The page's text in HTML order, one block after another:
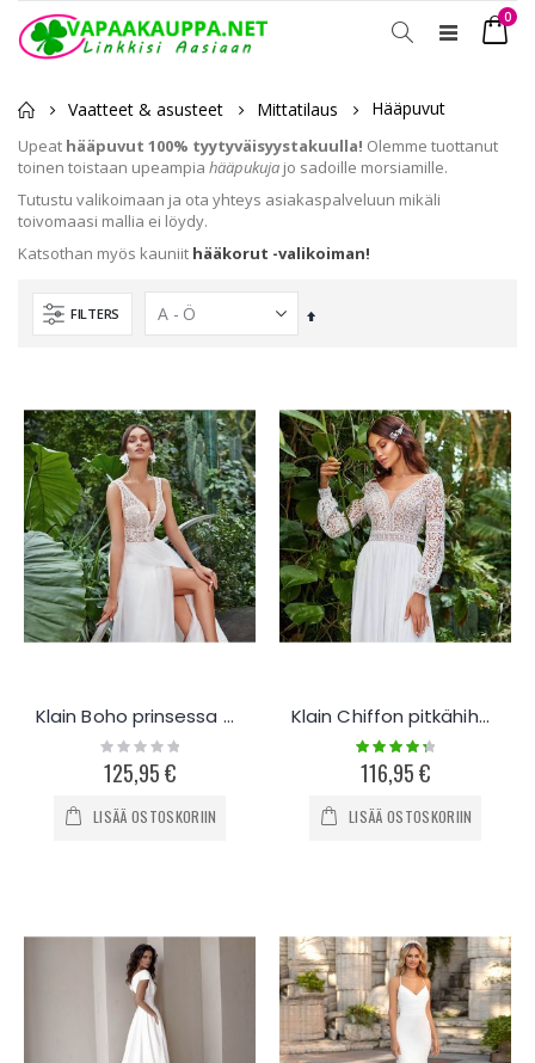
Toggle
0
Vaatteet & asusteet Mittatilaus Hääpuvut
Upeat hääpuvut 100% tyytyväisyystakuulla! Olemme tuottanut
toinen toistaan upeampia hääpukuja jo sadoille morsiamille.
Tutustu valikoimaan ja ota yhteys asiakaspalveluun mikäli
toivomaasi mallia ei löydy.
Katsothan myös kauniit hääkorut -valikoiman!
FILTERS
Laskevassa
Klain Boho prinsessa hääpuku K904
Rating:
0%
125,95 €
LISÄÄ OSTOSKORIIN
Klain Chiffon pitkähihainen hääpuku K27
Rating:
90%
116,95 €
LISÄÄ OSTOSKORIIN